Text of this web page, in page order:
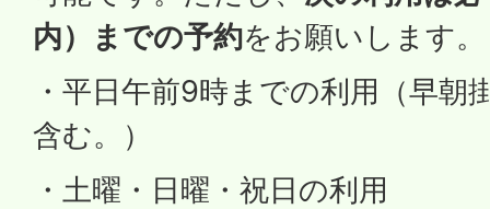
内）までの予約をお願いします。
・平日午前9時までの利用（早朝
含む。）
・土曜・日曜・祝日の利用